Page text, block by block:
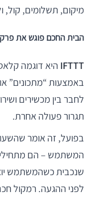
מיקום, תשלומים, קול,
הבית החכם פוגש את
IFTTT היא דוגמה
באמצעות “מתכונים”
לחבר בין מכשירים
תגרור פעולה אחרת.
בפועל, זה אומר
המשתמש – הם
שנכבית כשהמשתמש
לפני ההגעה. רמקול